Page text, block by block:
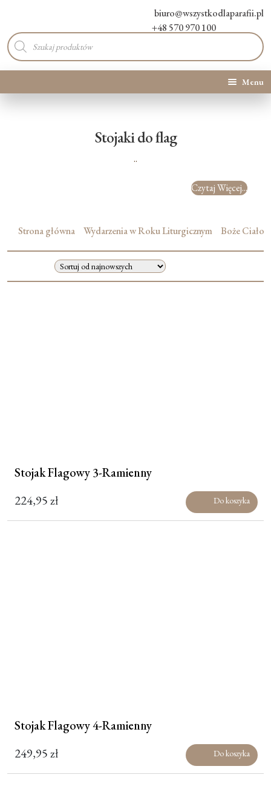
biuro@wszystkodlaparafii.pl
+48 570 970 100
Wyszukiwarka
produktów
Menu
Kontakt
Stojaki do flag
..
Czytaj Więcej...
Strona główna Wydarzenia w Roku Liturgicznym Boże Ciało
Stojak Flagowy 3-Ramienny
224,95zł Do koszyka
Stojak Flagowy 4-Ramienny
249,95zł Do koszyka